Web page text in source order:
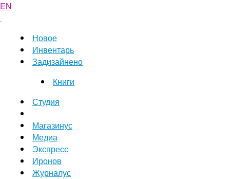
EN
Новое
Инвентарь
Задизайнено
Книги
Студия
Магазинус
Медиа
Экспресс
Иронов
Журналус